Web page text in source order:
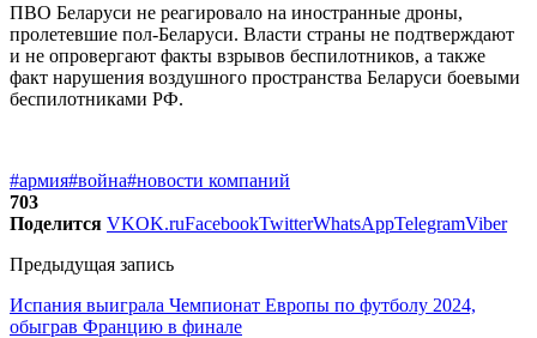
ПВО Беларуси не реагировало на иностранные дроны,
пролетевшие пол-Беларуси. Власти страны не подтверждают
и не опровергают факты взрывов беспилотников, а также
факт нарушения воздушного пространства Беларуси боевыми
беспилотниками РФ.
#армия#война#новости компаний
703
Поделится VKOK.ruFacebookTwitterWhatsAppTelegramViber
Предыдущая запись
Испания выиграла Чемпионат Европы по футболу 2024,
обыграв Францию в финале